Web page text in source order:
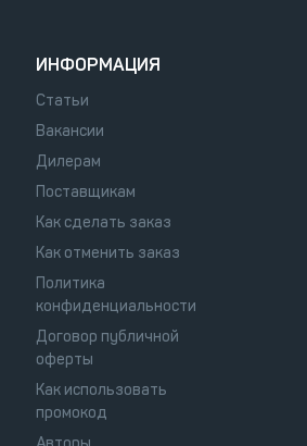
ИНФОРМАЦИЯ
Статьи
Вакансии
Дилерам
Поставщикам
Как сделать заказ
Как отменить заказ
Политика
конфиденциальности
Договор публичной
оферты
Как использовать
промокод